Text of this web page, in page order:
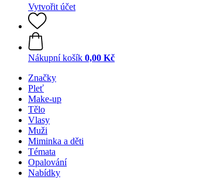
Vytvořit účet
Nákupní košík 0,00 Kč
Značky
Pleť
Make-up
Tělo
Vlasy
Muži
Miminka a děti
Témata
Opalování
Nabídky